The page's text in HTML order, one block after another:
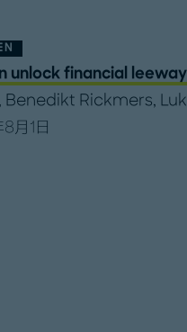
unlock financial leeway
, Benedikt Rickmers,
月1日